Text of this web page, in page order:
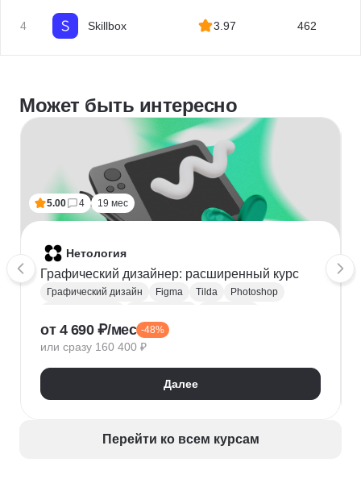
4 Skillbox 3.97 462
Может быть интересно
5.00 4 19 мес
Нетология
Графический дизайнер: расширенный курс
Графический дизайн Figma Tilda
Photoshop
Иллюстрация
Скетчинг
Adobe Animate
Cinema 4D
Дизайн логотипов
Дизайн упаковки
Бренд-дизайн
Разработка фирменного стиля
от 4 690 ₽/мес -48%
или сразу 160 400 ₽
Далее
Перейти ко всем курсам